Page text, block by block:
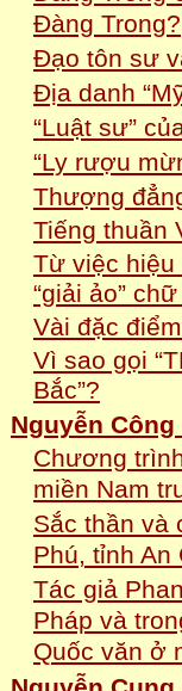
Đàng Trong?
Đạo tôn sư
Địa danh
“Luật sư”
“Ly rượu
Thượng
Tiếng thuần
Từ việc hiệu
“giải ảo”
Vài đặc
Vì sao gọi
Bắc”?
Nguyễn Công
Chương
miền Nam
Sắc thần và
Phú, tỉnh An
Tác giả
Pháp và
Quốc văn ở